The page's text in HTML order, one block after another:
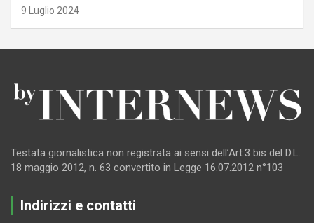
9 Luglio 2024
Testata giornalistica non registrata ai sensi dell’Art.3 bis del D.L.
18 maggio 2012, n. 63 convertito in Legge 16.07.2012 n°103
Indirizzi e contatti